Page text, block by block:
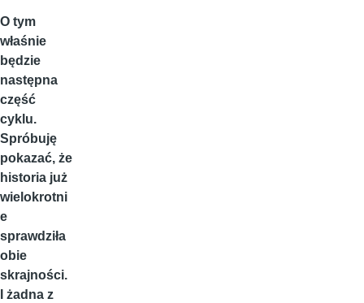
O tym
właśnie
będzie
następna
część
cyklu.
Spróbuję
pokazać, że
historia już
wielokrotni
e
sprawdziła
obie
skrajności.
I żadna z